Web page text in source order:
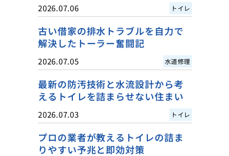
2026.07.06 トイレ
古い借家の排水トラブルを自力で
解決したトーラー奮闘記
2026.07.05 水道修理
最新の防汚技術と水流設計から考
えるトイレを詰まらせない住まい
2026.07.03 トイレ
プロの業者が教えるトイレの詰ま
りやすい予兆と即効対策